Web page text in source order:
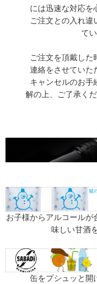
には迅速な対応を
ご注文との入れ違
て
ご注文を頂戴した
連絡をさせていた
キャンセルのお手
解の上、ご了承く
お子様からアルコール
味しい甘酒
缶をプシュッと開